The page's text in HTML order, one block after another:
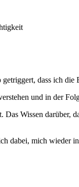
dass ich die
und in der
Wissen
dabei, mich wieder